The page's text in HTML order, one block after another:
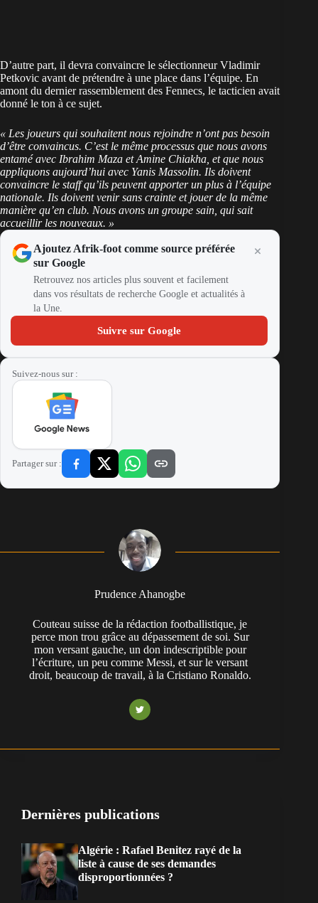
D’autre part, il devra convaincre le sélectionneur Vladimir
Petkovic avant de prétendre à une place dans l’équipe. En
amont du dernier rassemblement des Fennecs, le tacticien avait
donné le ton à ce sujet.
« Les joueurs qui souhaitent nous rejoindre n’ont pas besoin
d’être convaincus. C’est le même processus que nous avons
entamé avec Ibrahim Maza et Amine Chiakha, et que nous
appliquons aujourd’hui avec Yanis Massolin. Ils doivent
convaincre le staff qu’ils peuvent apporter un plus à l’équipe
nationale. Ils doivent venir sans crainte et jouer de la même
manière qu’en club. Nous avons un groupe sain, qui sait
accueillir les nouveaux. »
Ajoutez Afrik-foot comme source préférée
sur Google
Retrouvez nos articles plus souvent et facilement
dans vos résultats de recherche Google et actualités à
la Une.
Suivre sur Google
Suivez-nous sur :
Partager sur :
Prudence Ahanogbe
Couteau suisse de la rédaction footballistique, je
perce mon trou grâce au dépassement de soi. Sur
mon versant gauche, un don indescriptible pour
l’écriture, un peu comme Messi, et sur le versant
droit, beaucoup de travail, à la Cristiano Ronaldo.
Dernières publications
Algérie : Rafael Benitez rayé de la
liste à cause de ses demandes
disproportionnées ?